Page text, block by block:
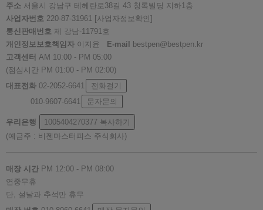
주소 서울시 강남구 테헤란로38길 43 청록빌딩 지하1층
사업자번호 220-87-31961 [사업자정보확인]
통신판매번호 제 강남-11791호
개인정보보호책임자 이지윤 E-mail bestpen@bestpen.kr
고객센터 AM 10:00 - PM 05:00
(점심시간 PM 01:00 - PM 02:00)
대표전화 02-2052-6641
전화걸기
010-9607-6641
문자문의
우리은행 1005404270377 복사하기
(예금주 : 비젠마스터피스 주식회사)
매장 시간 PM 12:00 - PM 08:00
연중무휴
단, 설날과 추석만 휴무